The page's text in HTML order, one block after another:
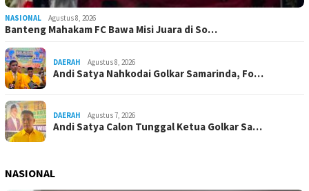
NASIONAL Agustus 8, 2026
Banteng Mahakam FC Bawa Misi Juara di So…
DAERAH Agustus 8, 2026
Andi Satya Nahkodai Golkar Samarinda, Fo…
DAERAH Agustus 7, 2026
Andi Satya Calon Tunggal Ketua Golkar Sa…
NASIONAL